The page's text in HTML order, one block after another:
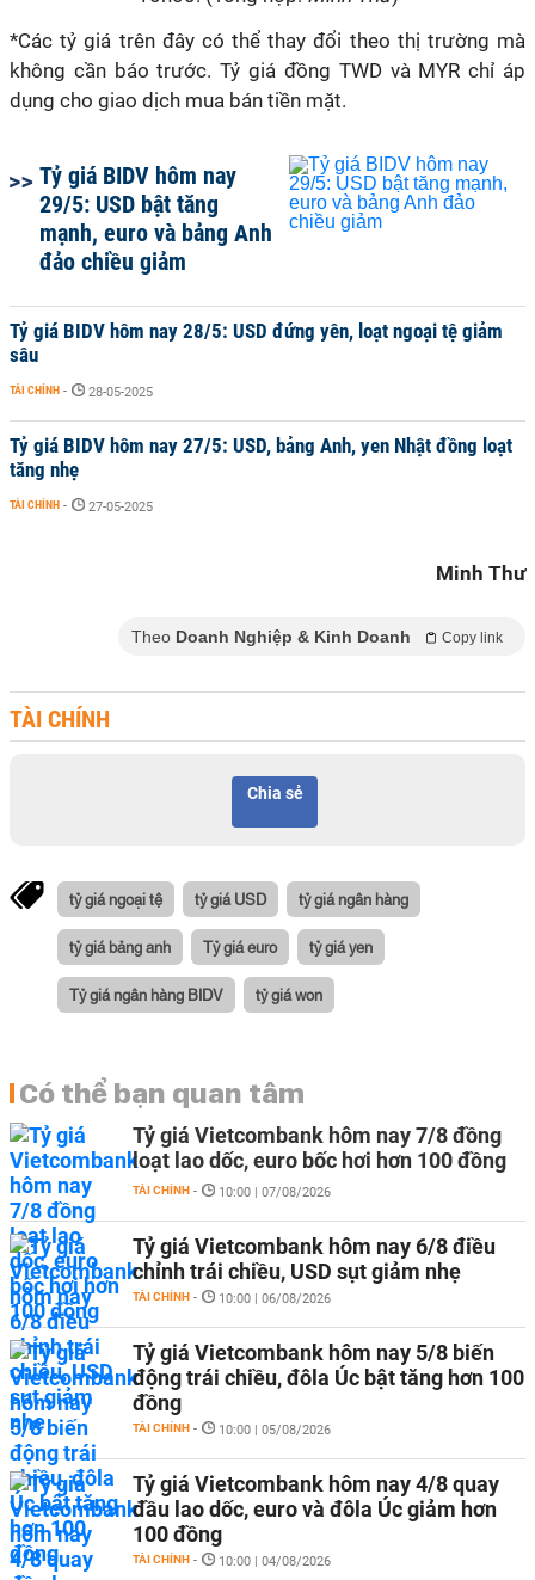
*Các tỷ giá trên đây có thể thay đổi theo thị trường mà
không cần báo trước. Tỷ giá đồng TWD và MYR chỉ áp
dụng cho giao dịch mua bán tiền mặt.
Tỷ giá BIDV hôm nay
29/5: USD bật tăng
mạnh, euro và bảng Anh
đảo chiều giảm
Tỷ giá BIDV hôm nay 28/5: USD đứng yên, loạt ngoại tệ giảm
sâu
TÀI CHÍNH - 28-05-2025
Tỷ giá BIDV hôm nay 27/5: USD, bảng Anh, yen Nhật đồng loạt
tăng nhẹ
TÀI CHÍNH - 27-05-2025
Minh Thư
Theo Doanh Nghiệp & Kinh Doanh Copy link
TÀI CHÍNH
Chia sẻ
tỷ giá ngoại tệ tỷ giá USD tỷ giá ngân hàng
tỷ giá bảng anh Tỷ giá euro tỷ giá yen
Tỷ giá ngân hàng BIDV tỷ giá won
Có thể bạn quan tâm
Tỷ giá Vietcombank hôm nay 7/8 đồng
loạt lao dốc, euro bốc hơi hơn 100 đồng
TÀI CHÍNH - 10:00 | 07/08/2026
Tỷ giá Vietcombank hôm nay 6/8 điều
chỉnh trái chiều, USD sụt giảm nhẹ
TÀI CHÍNH - 10:00 | 06/08/2026
Tỷ giá Vietcombank hôm nay 5/8 biến
động trái chiều, đôla Úc bật tăng hơn 100
đồng
TÀI CHÍNH - 10:00 | 05/08/2026
Tỷ giá Vietcombank hôm nay 4/8 quay
đầu lao dốc, euro và đôla Úc giảm hơn
100 đồng
TÀI CHÍNH - 10:00 | 04/08/2026